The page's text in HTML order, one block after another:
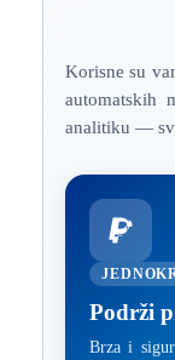
Korisne su
automatskih
analitiku —
Podrži
Brza i